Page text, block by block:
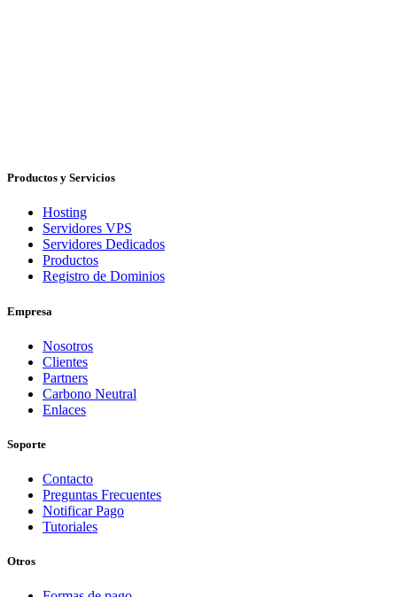
Productos y Servicios
Hosting
Servidores VPS
Servidores Dedicados
Productos
Registro de Dominios
Empresa
Nosotros
Clientes
Partners
Carbono Neutral
Enlaces
Soporte
Contacto
Preguntas Frecuentes
Notificar Pago
Tutoriales
Otros